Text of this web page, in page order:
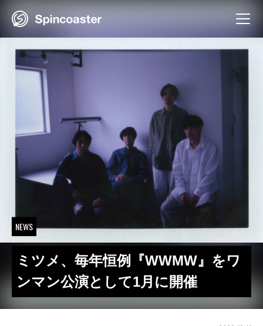
NEWS
ミツメ、毎年恒例『WWMW』をワ
ンマン公演として1月に開催